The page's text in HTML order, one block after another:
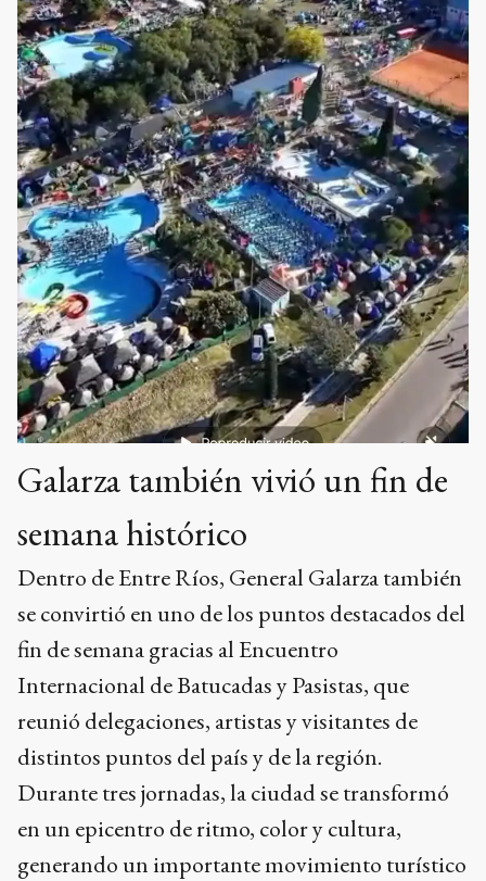
Galarza también vivió un fin de
semana histórico
Dentro de Entre Ríos, General Galarza también
se convirtió en uno de los puntos destacados del
fin de semana gracias al Encuentro
Internacional de Batucadas y Pasistas, que
reunió delegaciones, artistas y visitantes de
distintos puntos del país y de la región.
Durante tres jornadas, la ciudad se transformó
en un epicentro de ritmo, color y cultura,
generando un importante movimiento turístico